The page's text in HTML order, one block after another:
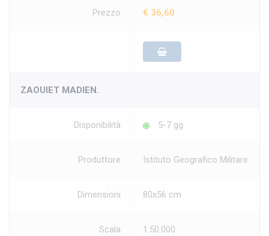
Prezzo € 36,60
ZAOUIET MADIEN.
Disponibilità 5-7 gg
Produttore Istituto Geografico Militare
Dimensioni 80x56 cm
Scala 1:50.000